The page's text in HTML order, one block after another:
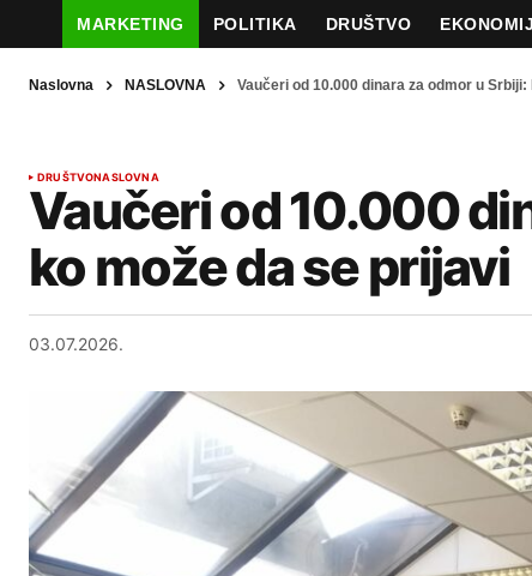
MARKETING POLITIKA DRUŠTVO
Naslovna NASLOVNA Vaučeri od 10.000 dinara za odmor u
DRUŠTVONASLOVNA
Vaučeri od 10.000
ko može da se prijavi
03.07.2026.